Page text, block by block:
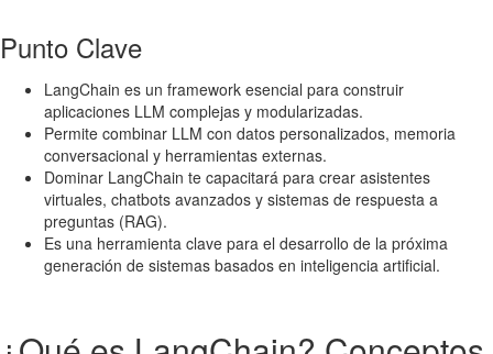
Punto Clave
LangChain es un framework esencial para construir
aplicaciones LLM complejas y modularizadas.
Permite combinar LLM con datos personalizados, memoria
conversacional y herramientas externas.
Dominar LangChain te capacitará para crear asistentes
virtuales, chatbots avanzados y sistemas de respuesta a
preguntas (RAG).
Es una herramienta clave para el desarrollo de la próxima
generación de sistemas basados en inteligencia artificial.